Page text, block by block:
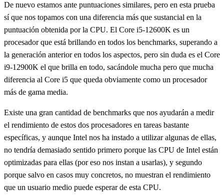
De nuevo estamos ante puntuaciones similares, pero en esta prueba
sí que nos topamos con una diferencia más que sustancial en la
puntuación obtenida por la CPU. El Core i5-12600K es un
procesador que está brillando en todos los benchmarks, superando a
la generación anterior en todos los aspectos, pero sin duda es el Core
i9-12900K el que brilla en todo, sacándole mucha pero que mucha
diferencia al Core i5 que queda obviamente como un procesador
más de gama media.
Existe una gran cantidad de benchmarks que nos ayudarán a medir
el rendimiento de estos dos procesadores en tareas bastante
específicas, y aunque Intel nos ha instado a utilizar algunas de ellas,
no tendría demasiado sentido primero porque las CPU de Intel están
optimizadas para ellas (por eso nos instan a usarlas), y segundo
porque salvo en casos muy concretos, no muestran el rendimiento
que un usuario medio puede esperar de esta CPU.